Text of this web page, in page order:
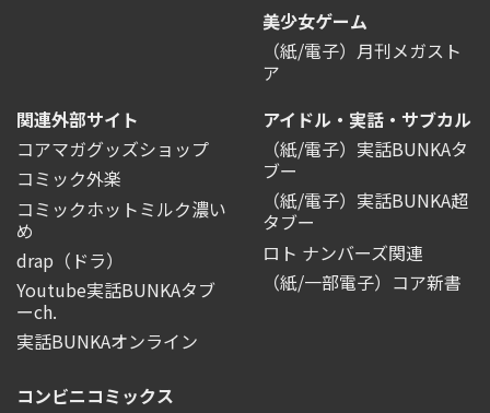
美少女ゲーム
（紙/電子）月刊メガスト
ア
関連外部サイト
コアマガグッズショップ
コミック外楽
コミックホットミルク濃い
め
drap（ドラ）
Youtube実話BUNKAタブ
ーch.
実話BUNKAオンライン
アイドル・実話・サブカル
（紙/電子）実話BUNKAタ
ブー
（紙/電子）実話BUNKA超
タブー
ロト ナンバーズ関連
（紙/一部電子）コア新書
コンビニコミックス